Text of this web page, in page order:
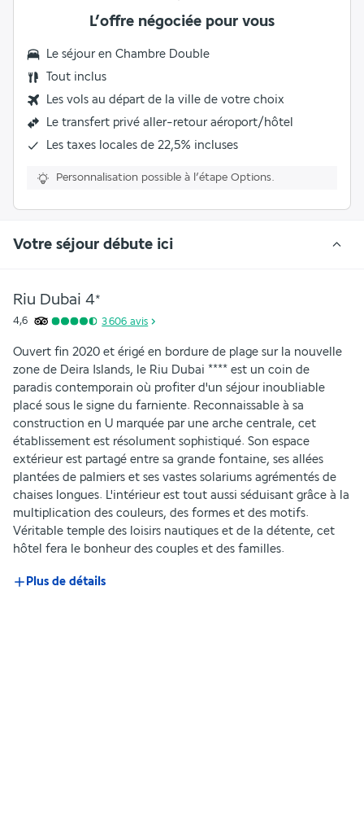
L’offre négociée pour vous
Le séjour en Chambre Double
Tout inclus
Les vols au départ de la ville de votre choix
Le transfert privé aller-retour aéroport/hôtel
Les taxes locales de 22,5% incluses
Personnalisation possible à l’étape Options.
Votre séjour débute ici
Riu Dubai 4*
4,6 3 606 avis
Ouvert fin 2020 et érigé en bordure de plage sur la nouvelle
zone de Deira Islands, le Riu Dubai **** est un coin de
paradis contemporain où profiter d'un séjour inoubliable
placé sous le signe du farniente. Reconnaissable à sa
construction en U marquée par une arche centrale, cet
établissement est résolument sophistiqué. Son espace
extérieur est partagé entre sa grande fontaine, ses allées
plantées de palmiers et ses vastes solariums agrémentés de
chaises longues. L'intérieur est tout aussi séduisant grâce à la
multiplication des couleurs, des formes et des motifs.
Véritable temple des loisirs nautiques et de la détente, cet
hôtel fera le bonheur des couples et des familles.
Plus de détails